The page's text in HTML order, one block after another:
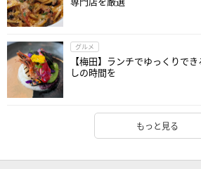
グルメ
【梅田】ランチでゆっくりで
しの時間を
もっと見る